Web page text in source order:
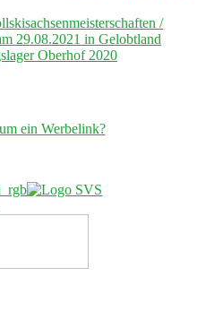
/
29.08.2021 in Gelobtland
Oberhof 2020
ein Werbelink?